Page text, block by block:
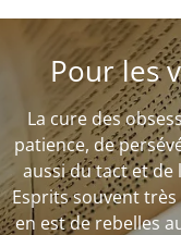
Pour les
La cure des
patience, de
aussi du tact et
Esprits souvent
en est de rebelles